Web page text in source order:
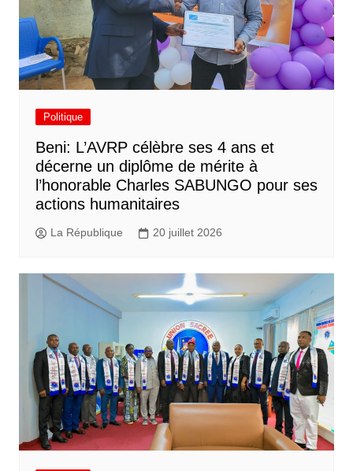
Politique
Beni: L’AVRP célèbre ses 4 ans et
décerne un diplôme de mérite à
l’honorable Charles SABUNGO pour ses
actions humanitaires
La République 20 juillet 2026